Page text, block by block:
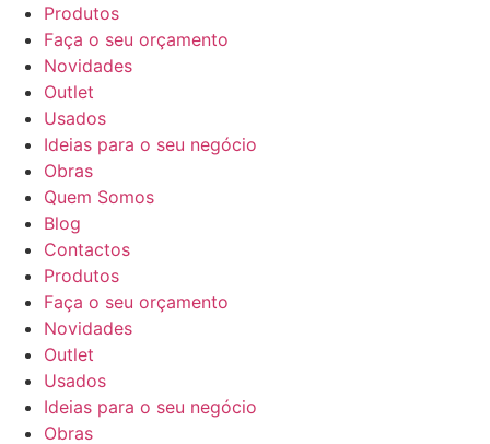
Produtos
Faça o seu orçamento
Novidades
Outlet
Usados
Ideias para o seu negócio
Obras
Quem Somos
Blog
Contactos
Produtos
Faça o seu orçamento
Novidades
Outlet
Usados
Ideias para o seu negócio
Obras